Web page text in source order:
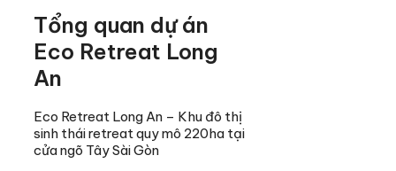
Tổng quan dự án
Eco Retreat Long
An
Eco Retreat Long An – Khu đô thị
sinh thái retreat quy mô 220ha tại
cửa ngõ Tây Sài Gòn